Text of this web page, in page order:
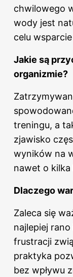
chwilowego
wody jest
celu
Jakie są
organizmie?
treningu, a
zjawisko
wyników na
nawet o
Dlaczego
Zaleca się
najlepiej
frustracji
praktyka
bez wpływu